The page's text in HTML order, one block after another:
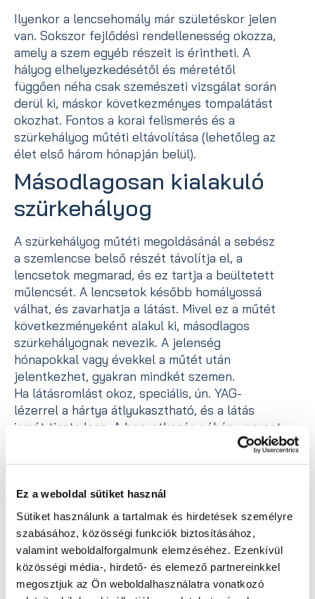
Ez a weboldal sütiket használ
Sütiket használunk a tartalmak és hirdetések személyre
szabásához, közösségi funkciók biztosításához,
valamint weboldalforgalmunk elemzéséhez. Ezenkívül
közösségi média-, hirdető- és elemező partnereinkkel
megosztjuk az Ön weboldalhasználatra vonatkozó
Ilyenkor a lencsehomály már születéskor jelen
van. Sokszor fejlődési rendellenesség okozza,
amely a szem egyéb részeit is érintheti. A
hályog elhelyezkedésétől és méretétől
függően néha csak szemészeti vizsgálat során
derül ki, máskor következményes tompalátást
okozhat. Fontos a korai felismerés és a
szürkehályog műtéti eltávolítása (lehetőleg az
élet első három hónapján belül).
Másodlagosan kialakuló
szürkehályog
A szürkehályog műtéti megoldásánál a sebész
a szemlencse belső részét távolítja el, a
lencsetok megmarad, és ez tartja a beültetett
műlencsét. A lencsetok később homályossá
válhat, és zavarhatja a látást. Mivel ez a műtét
következményeként alakul ki, másodlagos
szürkehályognak nevezik. A jelenség
hónapokkal vagy évekkel a műtét után
jelentkezhet, gyakran mindkét szemen.
Ha látásromlást okoz, speciális, ún. YAG-
lézerrel a hártya átlyukasztható, és a látás
ismét tiszta lesz. A beavatkozás néhány percet
vesz igénybe, teljesen fájdalommentes, és nem
igényel újabb műtétet.
Megosztás